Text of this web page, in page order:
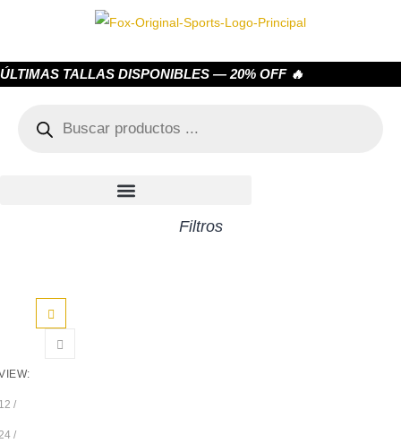
ÚLTIMAS TALLAS DISPONIBLES — 20% OFF 🔥
Filtros